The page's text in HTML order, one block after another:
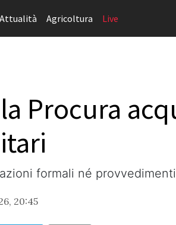
Attualità Agricoltura Live
Procura
formali né
20:45